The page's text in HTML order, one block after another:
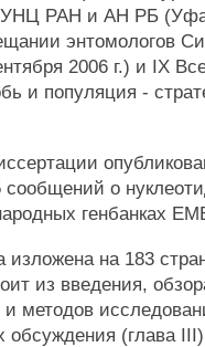
УНЦ РАН и АН РБ
энтомологов
2006 г.) и IX
и популяция -
сообщений о
генбанках
изложена на 183
из введения,
методов
обсуждения (глава